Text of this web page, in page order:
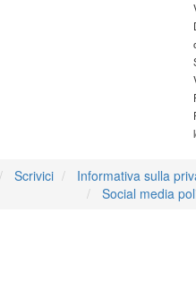
Scrivici
Informativa sulla
Social media